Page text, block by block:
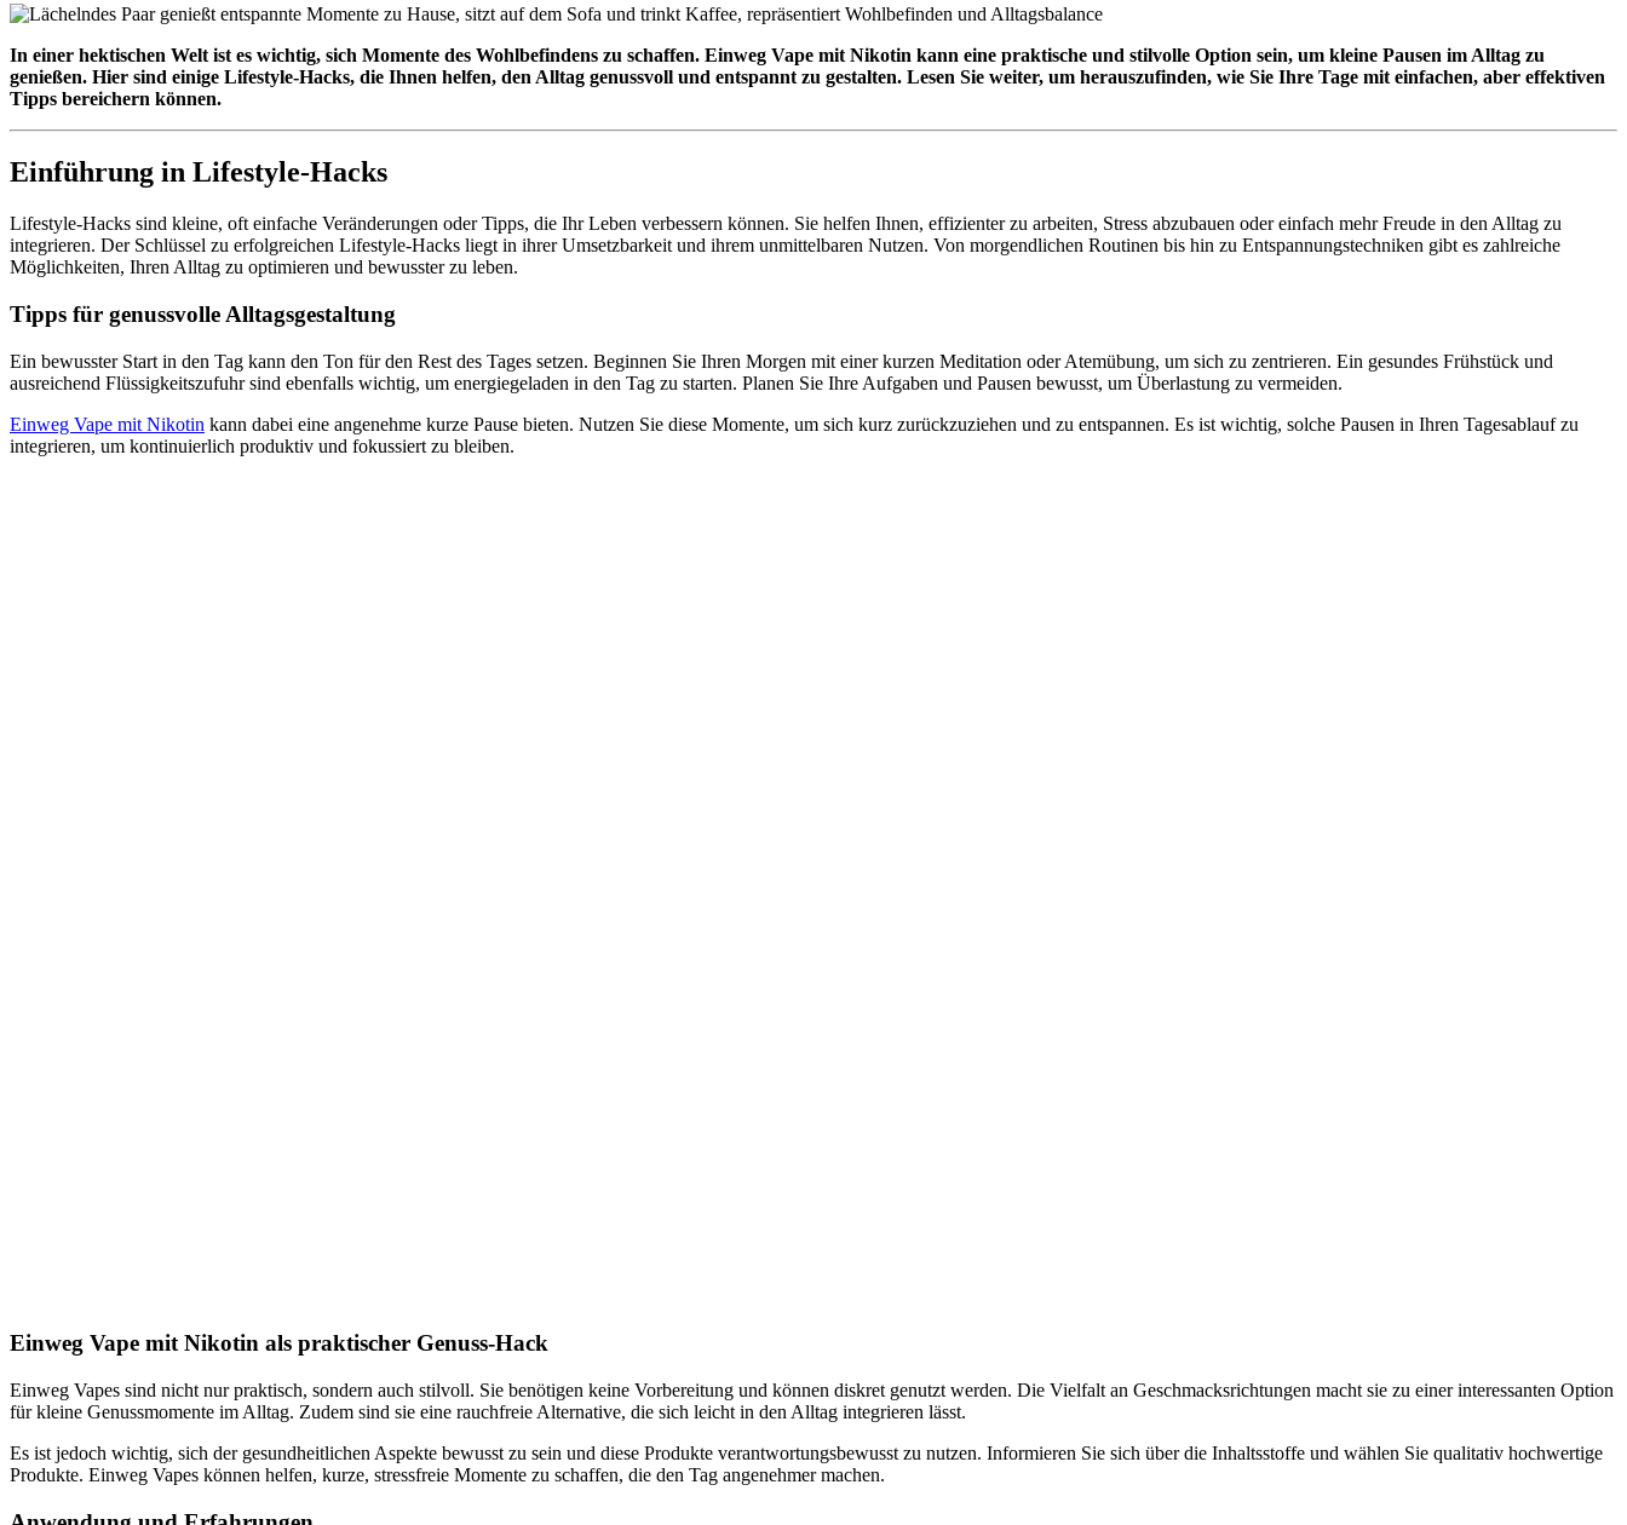
In einer hektischen Welt ist es wichtig, sich Momente des Wohlbefindens zu schaffen. Einweg Vape mit Nikotin kann eine praktische und stilvolle Option sein, um kleine Pausen im Alltag zu
genießen. Hier sind einige Lifestyle-Hacks, die Ihnen helfen, den Alltag genussvoll und entspannt zu gestalten. Lesen Sie weiter, um herauszufinden, wie Sie Ihre Tage mit einfachen, aber effektiven
Tipps bereichern können.
Einführung in Lifestyle-Hacks
Lifestyle-Hacks sind kleine, oft einfache Veränderungen oder Tipps, die Ihr Leben verbessern können. Sie helfen Ihnen, effizienter zu arbeiten, Stress abzubauen oder einfach mehr Freude in den Alltag zu
integrieren. Der Schlüssel zu erfolgreichen Lifestyle-Hacks liegt in ihrer Umsetzbarkeit und ihrem unmittelbaren Nutzen. Von morgendlichen Routinen bis hin zu Entspannungstechniken gibt es zahlreiche
Möglichkeiten, Ihren Alltag zu optimieren und bewusster zu leben.
Tipps für genussvolle Alltagsgestaltung
Ein bewusster Start in den Tag kann den Ton für den Rest des Tages setzen. Beginnen Sie Ihren Morgen mit einer kurzen Meditation oder Atemübung, um sich zu zentrieren. Ein gesundes Frühstück und
ausreichend Flüssigkeitszufuhr sind ebenfalls wichtig, um energiegeladen in den Tag zu starten. Planen Sie Ihre Aufgaben und Pausen bewusst, um Überlastung zu vermeiden.
Einweg Vape mit Nikotin kann dabei eine angenehme kurze Pause bieten. Nutzen Sie diese Momente, um sich kurz zurückzuziehen und zu entspannen. Es ist wichtig, solche Pausen in Ihren Tagesablauf zu
integrieren, um kontinuierlich produktiv und fokussiert zu bleiben.
Einweg Vape mit Nikotin als praktischer Genuss-Hack
Einweg Vapes sind nicht nur praktisch, sondern auch stilvoll. Sie benötigen keine Vorbereitung und können diskret genutzt werden. Die Vielfalt an Geschmacksrichtungen macht sie zu einer interessanten Option
für kleine Genussmomente im Alltag. Zudem sind sie eine rauchfreie Alternative, die sich leicht in den Alltag integrieren lässt.
Es ist jedoch wichtig, sich der gesundheitlichen Aspekte bewusst zu sein und diese Produkte verantwortungsbewusst zu nutzen. Informieren Sie sich über die Inhaltsstoffe und wählen Sie qualitativ hochwertige
Produkte. Einweg Vapes können helfen, kurze, stressfreie Momente zu schaffen, die den Tag angenehmer machen.